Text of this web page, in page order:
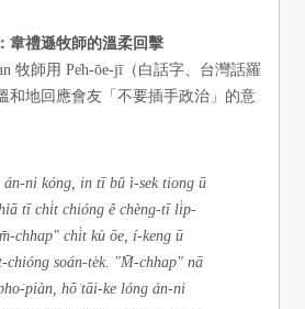
韋禮遜牧師的溫柔回擊
牧師用 Pe̍h-ōe-jī（白話字、台灣話羅
和地回應會友「不要插手政治」的意
ni kóng, in tī bû ì-sek tiong ū
tī chi̍t chióng ê chèng-tī li̍p-
chhap" chi̍t kù ōe, í-keng ū
chióng soán-te̍k. "M̄-chhap" nā
piàn, hō͘ tāi-ke lóng án-ni